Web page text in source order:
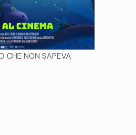
CHE NON SAPEVA